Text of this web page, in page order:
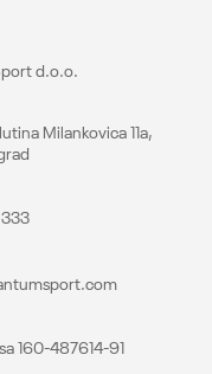
d.o.o.
Milankovica 11a,
160-487614-91